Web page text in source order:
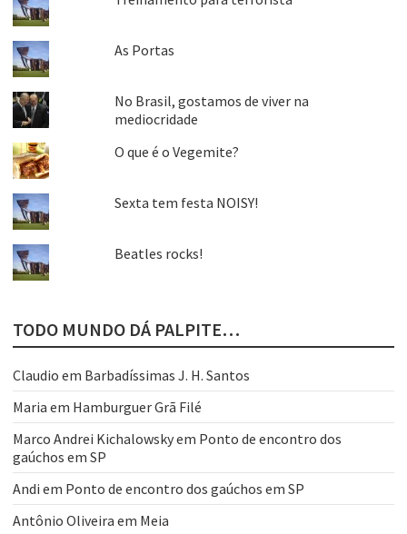
As Portas
No Brasil, gostamos de viver na
mediocridade
O que é o Vegemite?
Sexta tem festa NOISY!
Beatles rocks!
TODO MUNDO DÁ PALPITE…
Claudio em Barbadíssimas J. H. Santos
Maria em Hamburguer Grã Filé
Marco Andrei Kichalowskyem Ponto de encontro dos
gaúchos em SP
Andi em Ponto de encontro dos gaúchos em SP
Antônio Oliveira em Meia